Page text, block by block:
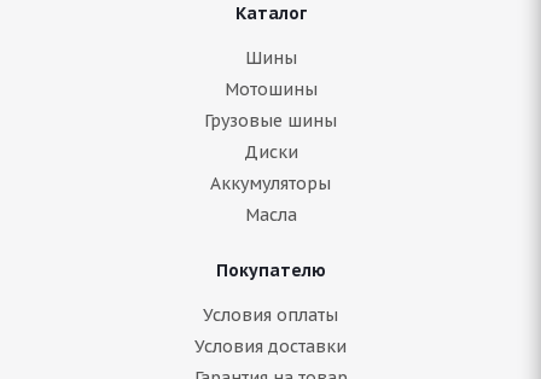
Каталог
Шины
Мотошины
Грузовые шины
Диски
Аккумуляторы
Масла
Покупателю
Условия оплаты
Условия доставки